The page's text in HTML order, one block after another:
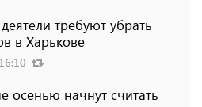
требуют убрать
в Харькове
осенью начнут считать